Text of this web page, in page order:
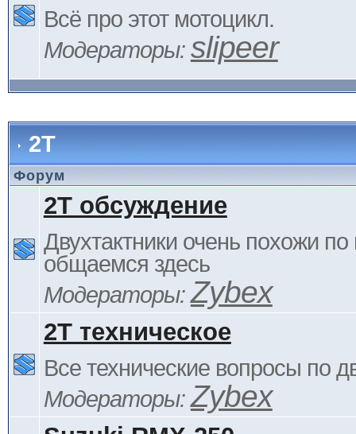
Всё про этот мотоцикл.
Модераторы: slipeer
2Т
Форум
2Т обсуждение
Двухтактники очень похожи по
общаемся здесь
Модераторы:Zybex
2Т техническое
Все технические вопросы по
Модераторы:Zybex